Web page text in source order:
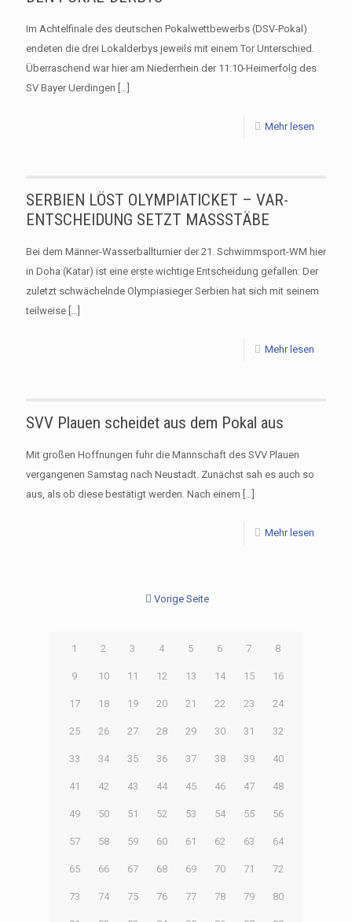
Im Achtelfinale des deutschen Pokalwettbewerbs (DSV-Pokal)
endeten die drei Lokalderbys jeweils mit einem Tor Unterschied.
Überraschend war hier am Niederrhein der 11:10-Heimerfolg des
SV Bayer Uerdingen […]
Mehr lesen
SERBIEN LÖST OLYMPIATICKET – VAR-
ENTSCHEIDUNG SETZT MASSSTÄBE
Bei dem Männer-Wasserballturnier der 21. Schwimmsport-WM hier
in Doha (Katar) ist eine erste wichtige Entscheidung gefallen: Der
zuletzt schwächelnde Olympiasieger Serbien hat sich mit seinem
teilweise […]
Mehr lesen
SVV Plauen scheidet aus dem Pokal aus
Mit großen Hoffnungen fuhr die Mannschaft des SVV Plauen
vergangenen Samstag nach Neustadt. Zunächst sah es auch so
aus, als ob diese bestätigt werden. Nach einem […]
Mehr lesen
Vorige Seite
1 2 3 4 5 6 7 8
9 10 11 12 13 14 15 16
17 18 19 20 21 22 23 24
25 26 27 28 29 30 31 32
33 34 35 36 37 38 39 40
41 42 43 44 45 46 47 48
49 50 51 52 53 54 55 56
57 58 59 60 61 62 63 64
65 66 67 68 69 70 71 72
73 74 75 76 77 78 79 80